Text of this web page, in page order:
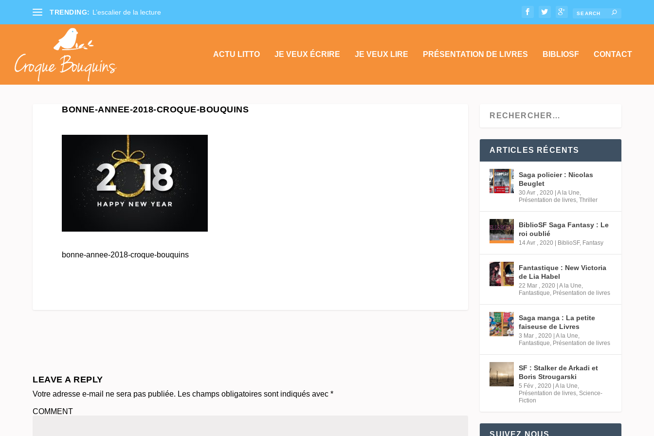
TRENDING: L’escalier de la lecture
ACTU LITTO JE VEUX ÉCRIRE JE VEUX LIRE PRÉSENTATION DE LIVRES BIBLIOSF CONTACT
BONNE-ANNEE-2018-CROQUE-BOUQUINS
bonne-annee-2018-croque-bouquins
LEAVE A REPLY
Votre adresse e-mail ne sera pas publiée. Les champs obligatoires sont indiqués avec*
COMMENT
ARTICLES RÉCENTS
Saga policier : Nicolas
Beuglet
30 Avr , 2020 |A la Une,
Présentation de livres,Thriller
BiblioSF Saga Fantasy : Le
roi oublié
14 Avr , 2020 BiblioSF, Fantasy
Fantastique : New Victoria
de Lia Habel
22 Mar , 2020 |A la Une,
Fantastique, Présentation de livres
Saga manga : La petite
faiseuse de Livres
3 Mar , 2020 |A la Une,
Fantastique, Présentation de livres
SF : Stalker de Arkadi et
Boris Strougarski
5 Fév , 2020 |A la Une,
Présentation de livres,Science-
Fiction
SUIVEZ NOUS